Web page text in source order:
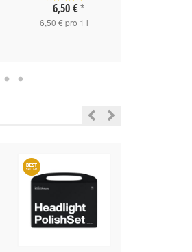
6,50 € *
6,50 € pro 1 l